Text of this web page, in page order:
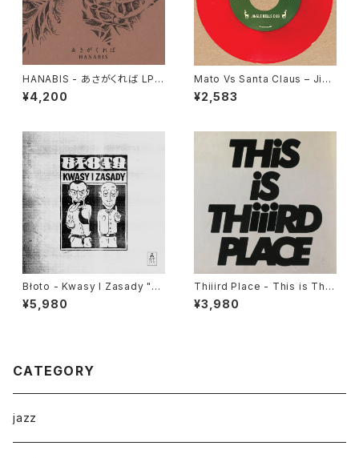
HANABIS - あさがくれば LP v
ersion "2LP"
¥4,200
Mato Vs Santa Claus – Jing
le Bells Dub / Sleigh Ride
Dub "7"
¥2,583
Błoto - Kwasy I Zasady "L
P"
¥5,980
Thiiird Place - This is Thiii
rd Place "LP"
¥3,980
CATEGORY
jazz